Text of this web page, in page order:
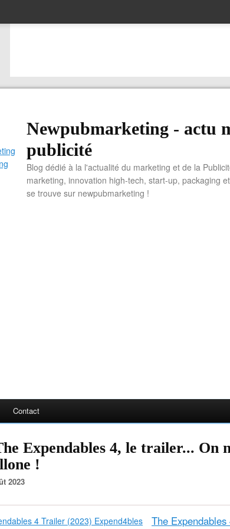
Newpubmarketing - actu
publicité
Blog dédié à la l'actualité du marketing et de la
marketing, innovation high-tech, start-up, packaging
se trouve sur newpubmarketing !
Contact
Expendables 4, le trailer... On
!
2023